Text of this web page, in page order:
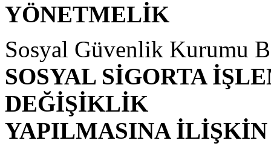
YÖNETMELİK
Sosyal Güvenlik Kurumu
SOSYAL SİGORTA
DEĞİŞİKLİK
YAPILMASINA